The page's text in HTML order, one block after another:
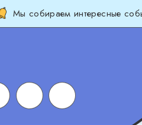
Мы собираем интересные